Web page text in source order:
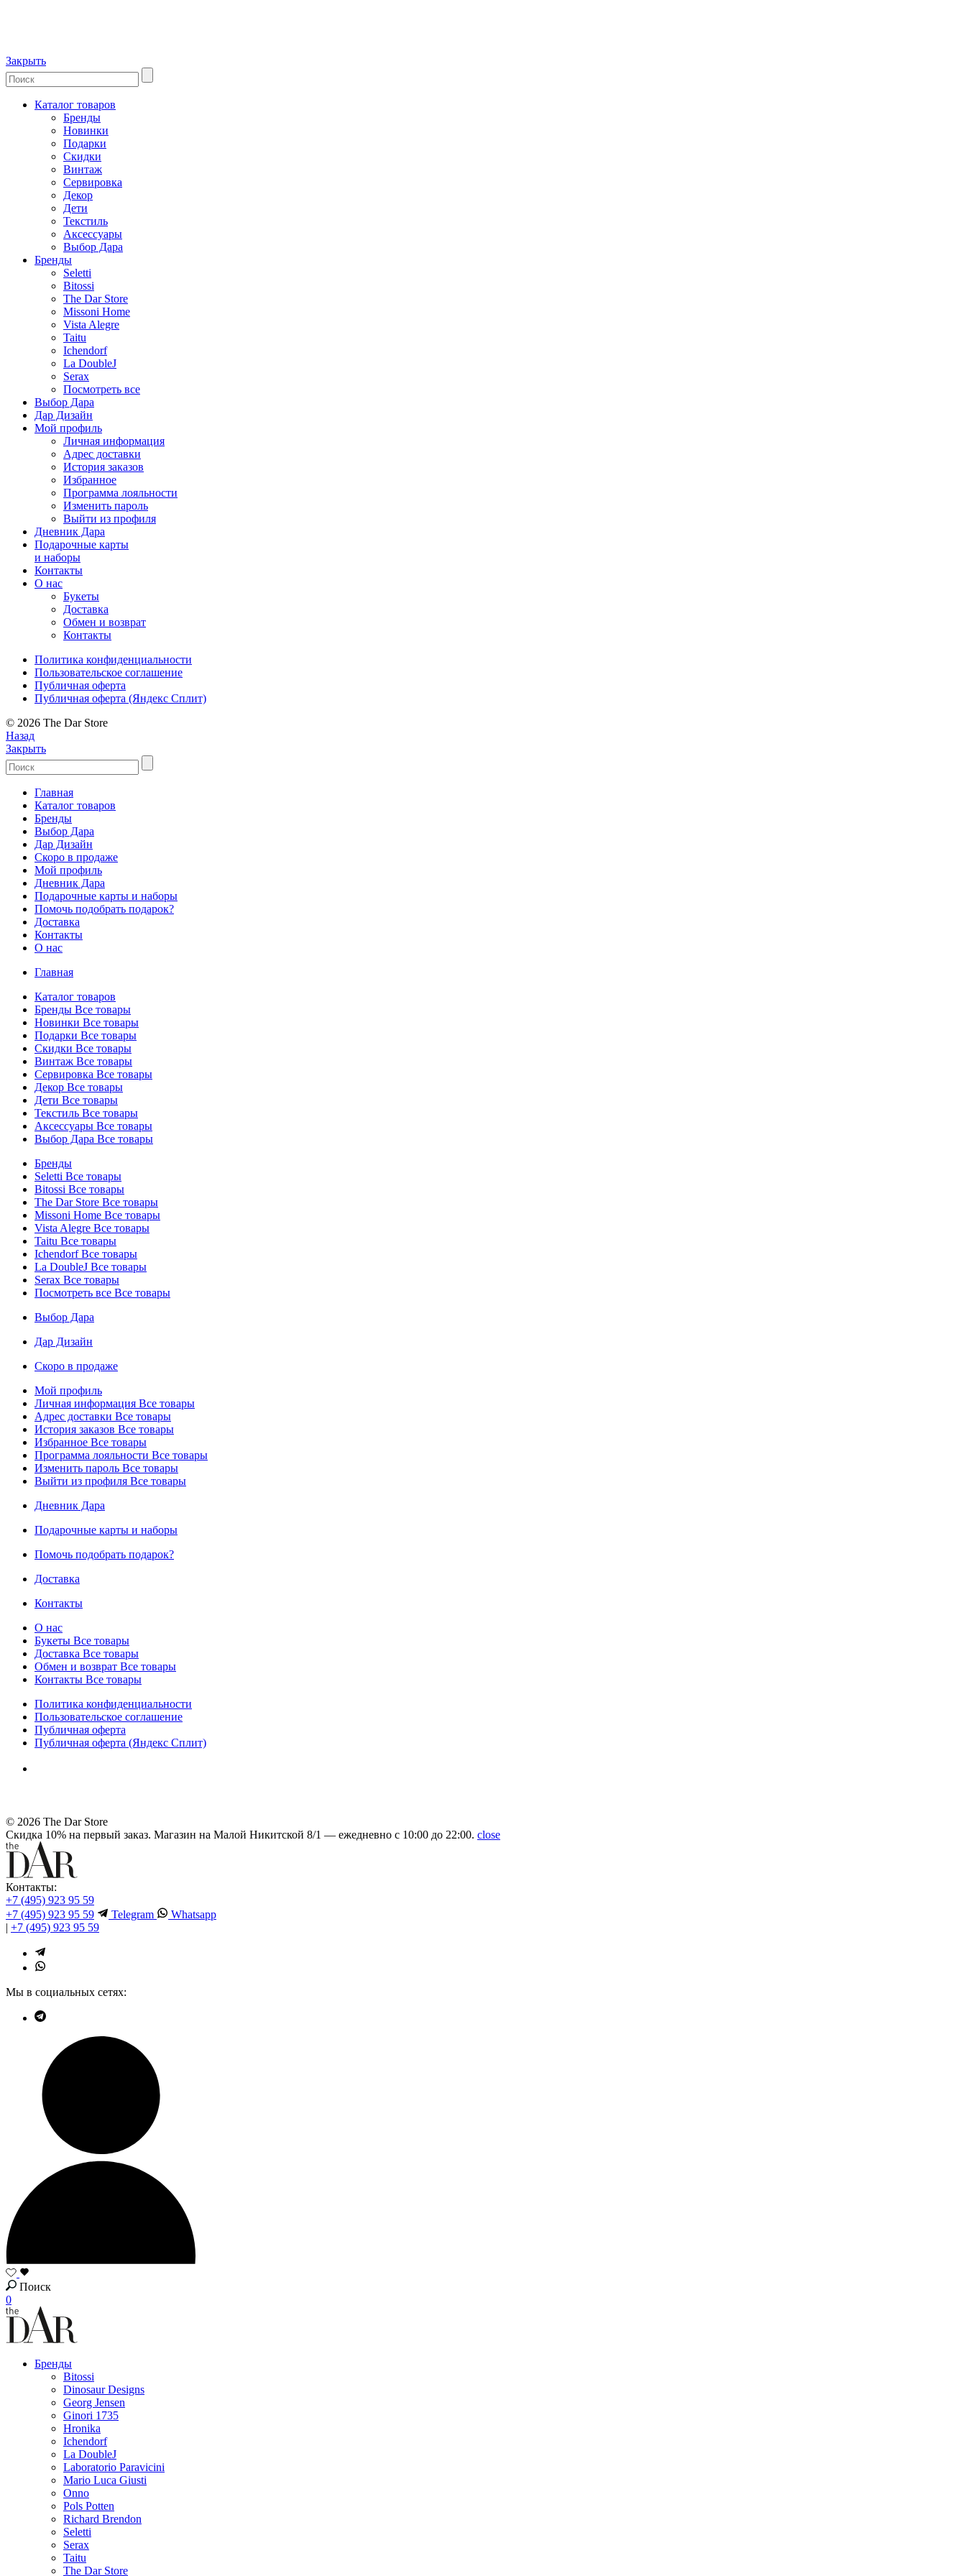
Закрыть
Каталог товаров
Бренды
Новинки
Подарки
Скидки
Винтаж
Сервировка
Декор
Дети
Текстиль
Аксессуары
Выбор Дара
Бренды
Seletti
Bitossi
The Dar Store
Missoni Home
Vista Alegre
Taitu
Ichendorf
La DoubleJ
Serax
Посмотреть все
Выбор Дара
Дар Дизайн
Мой профиль
Личная информация
Адрес доставки
История заказов
Избранное
Программа лояльности
Изменить пароль
Выйти из профиля
Дневник Дара
Подарочные карты
и наборы
Контакты
О нас
Букеты
Доставка
Обмен и возврат
Контакты
Политика конфиденциальности
Пользовательское соглашение
Публичная оферта
Публичная оферта (Яндекс Сплит)
© 2026 The Dar Store
Назад
Закрыть
Главная
Каталог товаров
Бренды
Выбор Дара
Дар Дизайн
Скоро в продаже
Мой профиль
Дневник Дара
Подарочные карты и наборы
Помочь подобрать подарок?
Доставка
Контакты
О нас
Главная
Каталог товаров
Бренды Все товары
Новинки Все товары
Подарки Все товары
Скидки Все товары
Винтаж Все товары
Сервировка Все товары
Декор Все товары
Дети Все товары
Текстиль Все товары
Аксессуары Все товары
Выбор Дара Все товары
Бренды
Seletti Все товары
Bitossi Все товары
The Dar Store Все товары
Missoni Home Все товары
Vista Alegre Все товары
Taitu Все товары
IchendorfВсе товары
La DoubleJ Все товары
Serax Все товары
Посмотреть все Все товары
Выбор Дара
Дар Дизайн
Скоро в продаже
Мой профиль
Личная информация Все товары
Адрес доставки Все товары
История заказов Все товары
Избранное Все товары
Программа лояльности Все товары
Изменить пароль Все товары
Выйти из профиля Все товары
Дневник Дара
Подарочные карты и наборы
Помочь подобрать подарок?
Доставка
Контакты
О нас
Букеты Все товары
Доставка Все товары
Обмен и возврат Все товары
Контакты Все товары
Политика конфиденциальности
Пользовательское соглашение
Публичная оферта
Публичная оферта (Яндекс Сплит)
© 2026 The Dar Store
Скидка 10% на первый заказ. Магазин на Малой Никитской 8/1 — ежедневно с 10:00 до 22:00. close
Контакты:
+7 (495) 923 95 59
+7 (495) 923 95 59
Telegram
Whatsapp
| +7 (495) 923 95 59
Мы в социальных сетях:
Поиск
0
Бренды
Bitossi
Dinosaur Designs
Georg Jensen
Ginori 1735
Hronika
Ichendorf
La DoubleJ
Laboratorio Paravicini
Mario Luca Giusti
Onno
Pols Potten
Richard Brendon
Seletti
Serax
Taitu
The Dar Store